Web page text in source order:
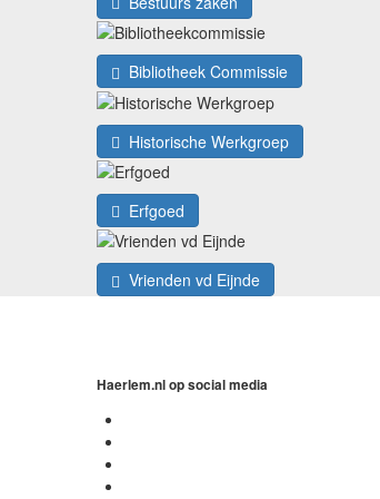
Bibliotheek Commissie
Historische Werkgroep
Erfgoed
Vrienden vd Eijnde
Haerlem.nl op social media